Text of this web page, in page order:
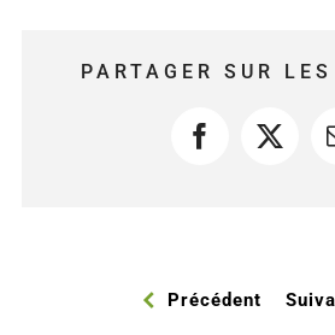
PARTAGER SUR
Facebook
X
Précédent